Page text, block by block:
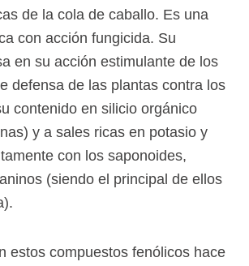
de la cola de caballo. Es una
con acción fungicida. Su
en su acción estimulante de los
defensa de las plantas contra los
contenido en silicio orgánico
y a sales ricas en potasio y
con los saponoides,
(siendo el principal de ellos
estos compuestos fenólicos hace